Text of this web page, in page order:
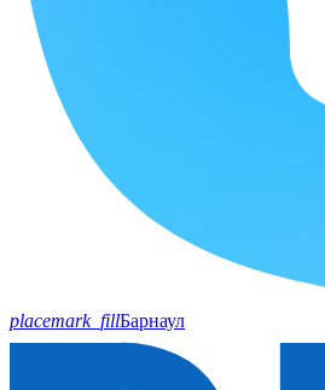
placemark_fillБарнаул